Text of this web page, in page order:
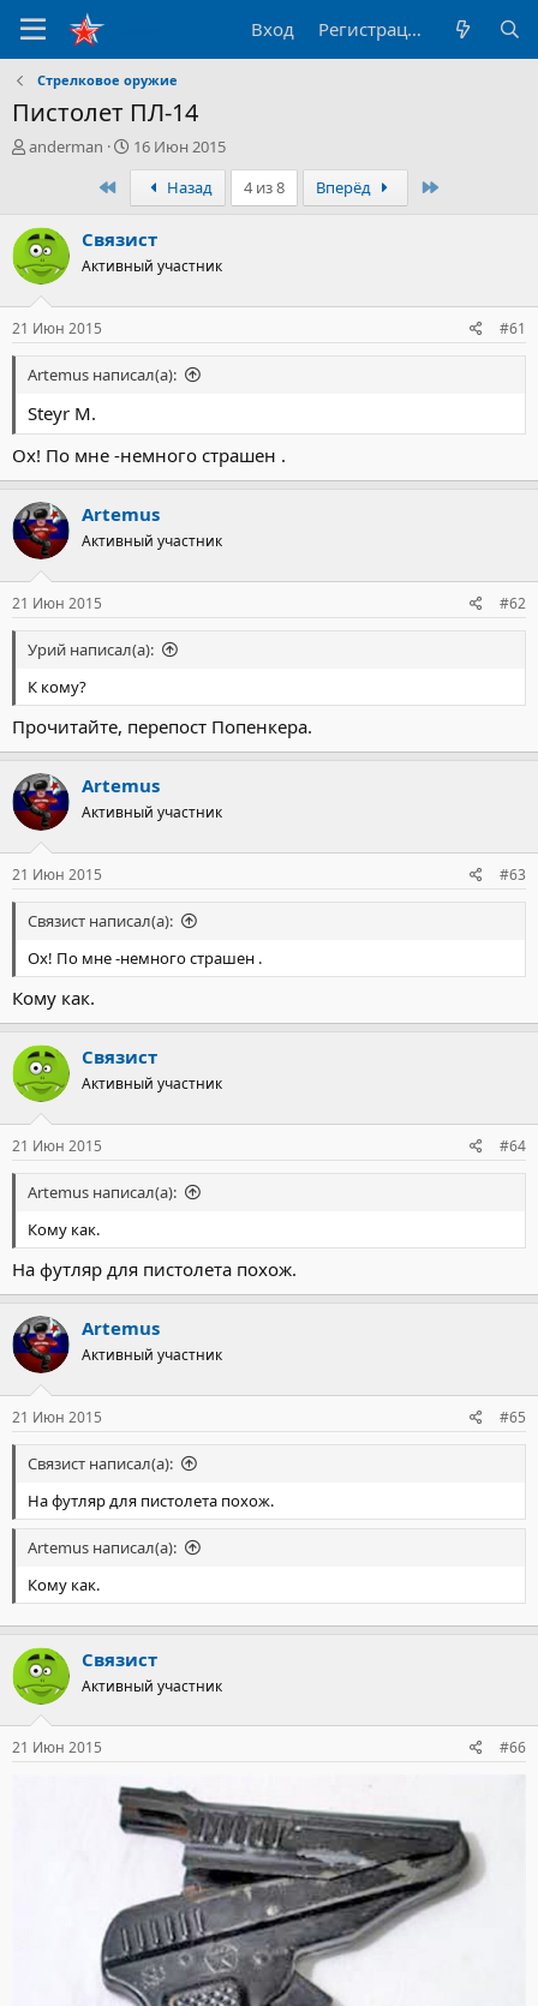
Вход Регистрация
Стрелковое оружие
Пистолет ПЛ-14
А
р
т
е
м
ы
anderman
Д
а
а
н
а
ч
16 Июн 2015
ПервыйНазад 4 из 8 Вперёд
Связист
Активный участник
21 Июн 2015 #61
Artemus написал(а):
Steyr M.
Ох! По мне -немного страшен .
Artemus
Активный участник
21 Июн 2015 #62
Урий написал(а):
К кому?
Прочитайте, перепост Попенкера.
Artemus
Активный участник
21 Июн 2015 #63
Связист написал(а):
Ох! По мне -немного страшен .
Кому как.
Связист
Активный участник
21 Июн 2015 #64
Artemus написал(а):
Кому как.
На футляр для пистолета похож.
Artemus
Активный участник
21 Июн 2015 #65
Связист написал(а):
На футляр для пистолета похож.
Artemus написал(а):
Кому как.
Связист
Активный участник
21 Июн 2015 #66